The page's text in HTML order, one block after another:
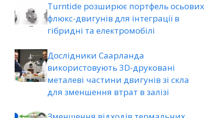
Turntide розширює портфель осьових
флюкс-двигунів для інтеграції в
гібридні та електромобілі
Дослідники Саарланда
використовують 3D-друковані
металеві частини двигунів зі скла
для зменшення втрат в залізі